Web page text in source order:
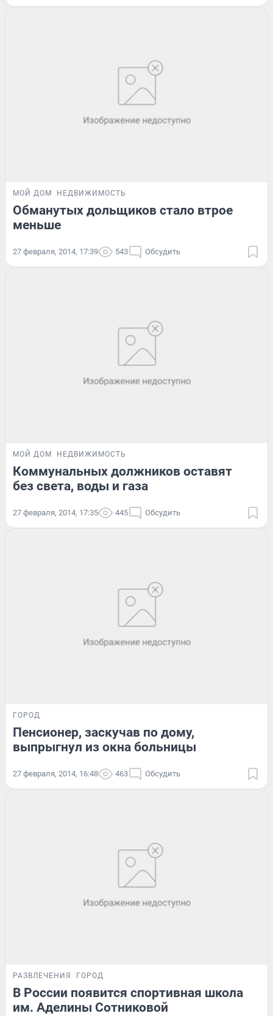
МОЙ ДОМ НЕДВИЖИМОСТЬ
Обманутых дольщиков стало втрое
меньше
27 февраля, 2014, 17:39 543 Обсудить
МОЙ ДОМ НЕДВИЖИМОСТЬ
Коммунальных должников оставят
без света, воды и газа
27 февраля, 2014, 17:35 445 Обсудить
ГОРОД
Пенсионер, заскучав по дому,
выпрыгнул из окна больницы
27 февраля, 2014, 16:48 463 Обсудить
РАЗВЛЕЧЕНИЯ ГОРОД
В России появится спортивная школа
им. Аделины Сотниковой